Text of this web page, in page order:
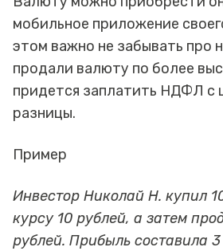
мобильное приложение
этом важно не забывать про
продали валюту по более
придется заплатить НДФЛ с
разницы.
Пример
Инвестор Николай Н. купил
курсу 10 рублей, а затем
рублей. Прибыль составила